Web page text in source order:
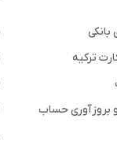
ترکیه
بروزآوری حساب